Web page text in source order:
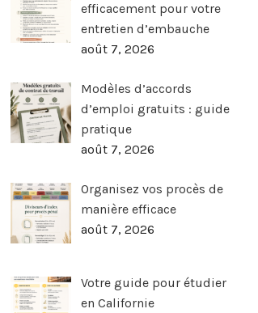
efficacement pour votre
entretien d’embauche
août 7, 2026
Modèles d’accords
d’emploi gratuits : guide
pratique
août 7, 2026
Organisez vos procès de
manière efficace
août 7, 2026
Votre guide pour étudier
en Californie